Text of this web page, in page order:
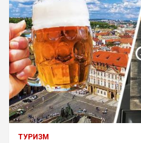
ТУРИЗМ